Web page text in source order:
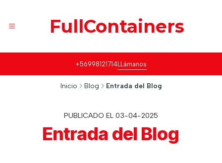
FullContainers
+56998121714LLámanos
Inicio Blog Entrada del Blog
PUBLICADO EL 03-04-2025
Entrada del Blog